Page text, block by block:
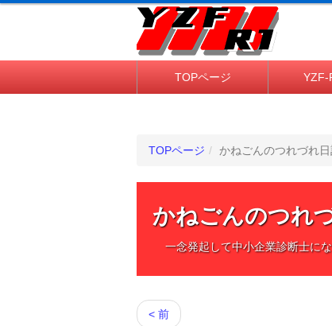
TOPページ YZF-
TOPページ かねごんのつれづれ
かねごんのつれ
一念発起して中小企業診断士に
< 前